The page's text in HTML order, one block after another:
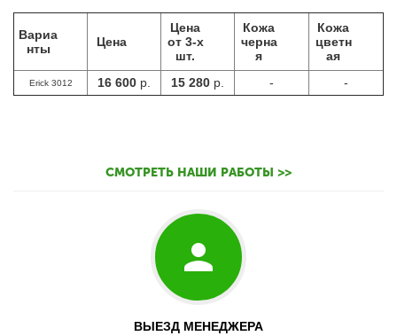
Вариа
нты
Цена
Цена
от 3-х
шт.
Кожа
черна
я
Кожа
цветн
ая
Erick 3012 16 600 р. 15 280 р. - -
СМОТРЕТЬ НАШИ РАБОТЫ >>
ВЫЕЗД МЕНЕДЖЕРА